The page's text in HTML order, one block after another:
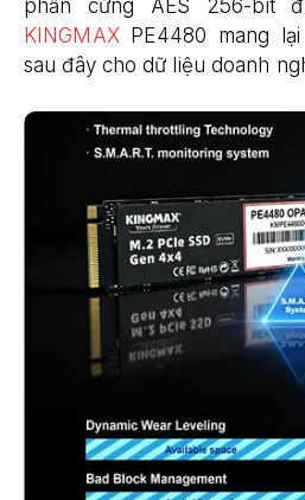
phần cứng AES 256-bit
KINGMAXPE4480 mang
sau đây cho dữ liệu doanh